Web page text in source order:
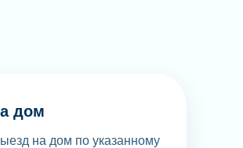
дом
на дом по указанному